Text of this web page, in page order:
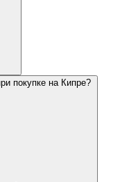
покупке на Кипре?